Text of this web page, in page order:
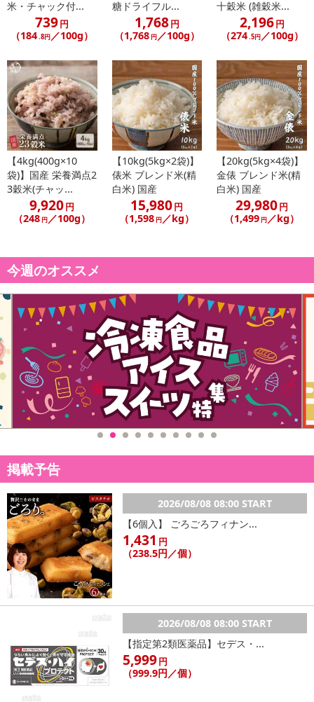
米・チャック付...
739円
（184.8円／100g）
糖ドライフル...
1,768円
（1,768 円／100g）
十穀米 (雑穀米...
2,196円
（274.5円／100g）
【4kg(400g×10
袋)】国産 栄養満点2
3穀米(チャッ...
9,920円
（248 円／100g）
【10kg(5kg×2袋)】
俵米 ブレンド米(精
白米) 国産
15,980円
（1,598 円／kg）
【20kg(5kg×4袋)】
金俵 ブレンド米(精
白米) 国産
29,980円
（1,499 円／kg）
今週のオススメ
掲載予告
2026/08/08 08:00 START
【6個入】 ごろごろフィナン...
1,431 円
（238.5円／個）
2026/08/08 08:00 START
【指定第2類医薬品】セデス・...
5,999円
（999.9円／個）